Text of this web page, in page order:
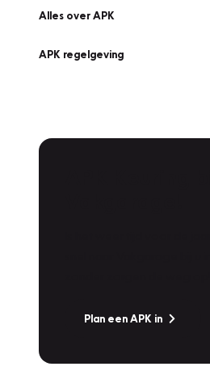
Alles over APK
APK regelgeving
Plan een APK in